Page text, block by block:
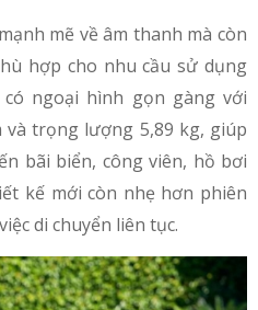
mẽ về âm thanh mà còn
hợp cho nhu cầu sử dụng
ngoại hình gọn gàng với
và trọng lượng 5,89 kg, giúp
bãi biển, công viên, hồ bơi
kế mới còn nhẹ hơn phiên
di chuyển liên tục.